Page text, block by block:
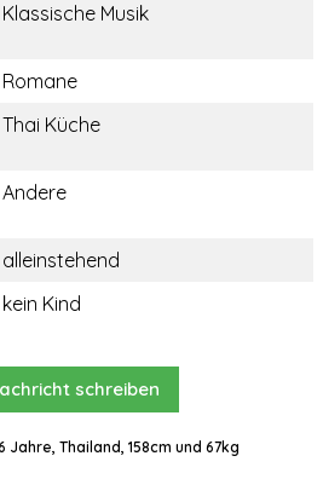
Klassische Musik
Romane
Thai Küche
Andere
alleinstehend
kein Kind
schreiben
Jahre, Thailand, 158cm und 67kg